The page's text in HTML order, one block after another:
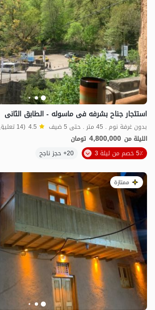
استئجار جناح بشرفه فی ماسوله - الطابق الثانی
بدون غرفة نوم . 45 متر . حتى 5 ضيف 4.5 (14 تعليق)
الليلة من 4,800,000 تومان
5٪ خصم من ليلة 3
20+ حجز ناجح
ممتازة